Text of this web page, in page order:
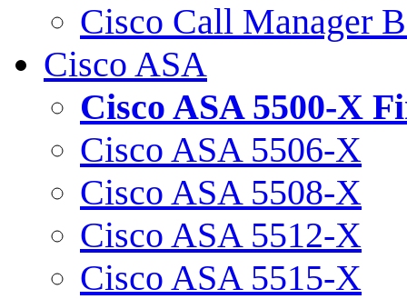
Cisco Call Manager
Cisco ASA
Cisco ASA 5500-X
Cisco ASA 5506-X
Cisco ASA 5508-X
Cisco ASA 5512-X
Cisco ASA 5515-X